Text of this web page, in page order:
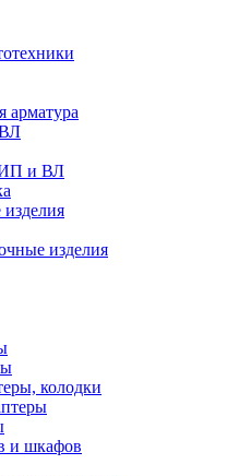
арматура
и ВЛ
изделия
колодки
и шкафов